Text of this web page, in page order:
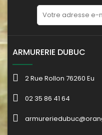
ARMURERIE DUBUC
2 Rue Rollon 76260 Eu
02 35 86 41 64